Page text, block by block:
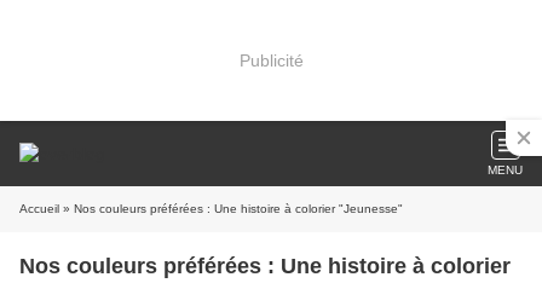
Publicité
MENU
Accueil » Nos couleurs préférées : Une histoire à colorier "Jeunesse"
Nos couleurs préférées : Une histoire à colorier